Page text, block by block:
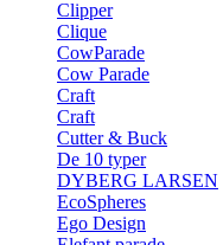
Clipper
Clique
CowParade
Cow Parade
Craft
Craft
Cutter & Buck
De 10 typer
DYBERG LARSEN
EcoSpheres
Ego Design